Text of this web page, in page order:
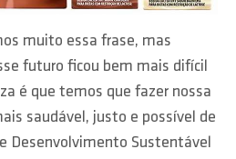
muito essa frase, mas
futuro ficou bem mais difícil
é que temos que fazer nossa
saudável, justo e possível de
Desenvolvimento Sustentável